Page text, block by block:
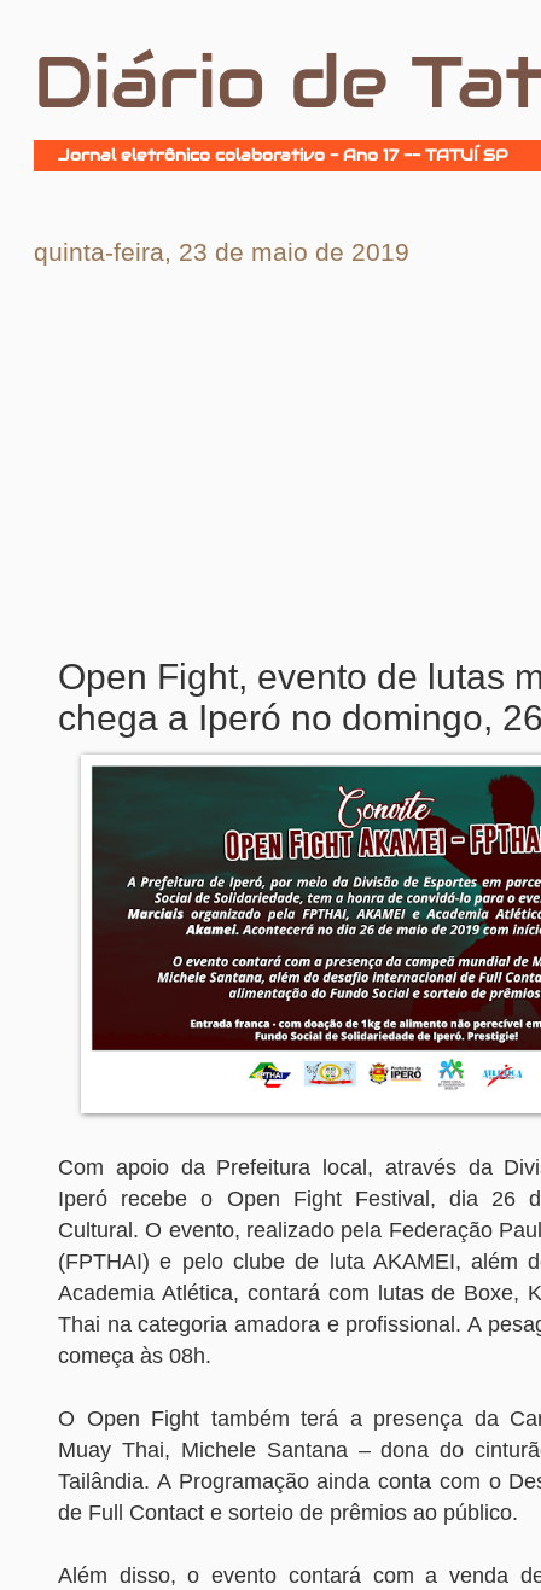
Diário de
Jornal eletrônico colaborativo - Ano 17 -- TATUÍ SP
quinta-feira, 23 de maio de 2019
Open Fight, evento de lutas
chega a Iperó no domingo,
Com apoio da Prefeitura local, através da
Iperó recebe o Open Fight Festival, dia 26
Cultural. O evento, realizado pela Federação
(FPTHAI) e pelo clube de luta AKAMEI, além
Academia Atlética, contará com lutas de Boxe,
Thai na categoria amadora e profissional. A
começa às 08h.
O Open Fight também terá a presença da
Muay Thai, Michele Santana – dona do
Tailândia. A Programação ainda conta com o
de Full Contact e sorteio de prêmios ao público.
Além disso, o evento contará com a venda